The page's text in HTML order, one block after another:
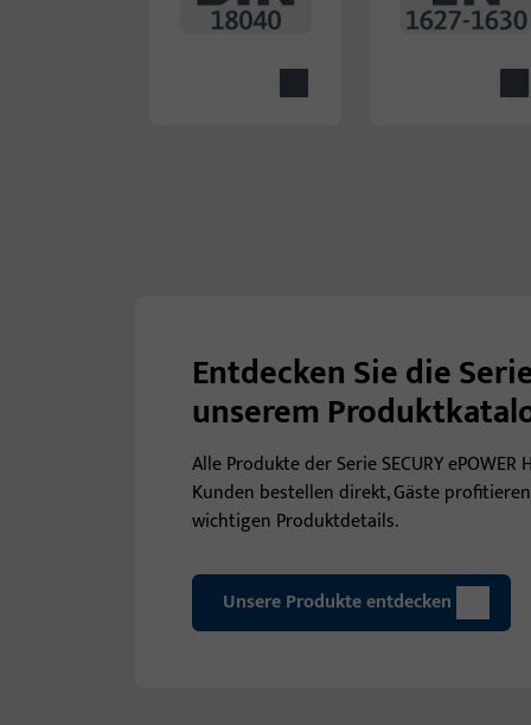
Entdecken Sie die
unserem
Alle Produkte der Serie SECURY
Kunden bestellen direkt, Gäste
wichtigen Produktdetails.
Unsere Produkte entdecken